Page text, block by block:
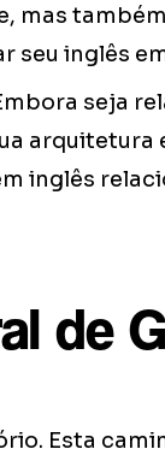
mas
seu inglês
seja
arquitetura
inglês
de
Esta